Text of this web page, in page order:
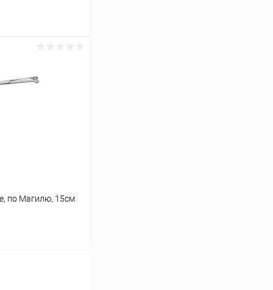
по Магилю, 15см